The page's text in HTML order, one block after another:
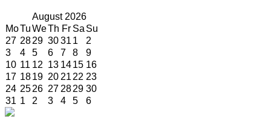
August 2026
MoTuWeTh Fr Sa Su
27 2829 3031 1
2
3
4 5 6 7 8
9
10 11 12 13 1415 16
17 1819 20 21 22 23
24 2526 27 2829 30
31 1 2 3 4 5 6